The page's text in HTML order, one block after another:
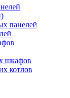
панелей
шкафов
котлов